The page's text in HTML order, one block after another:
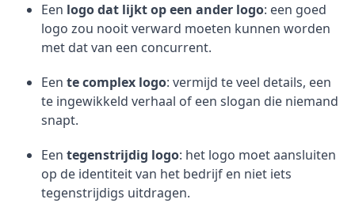
Een logo dat lijkt op een ander logo: een goed
logo zou nooit verward moeten kunnen worden
met dat van een concurrent.
Een te complex logo: vermijd te veel details, een
te ingewikkeld verhaal of een slogan die niemand
snapt.
Een tegenstrijdig logo: het logo moet aansluiten
op de identiteit van het bedrijf en niet iets
tegenstrijdigs uitdragen.